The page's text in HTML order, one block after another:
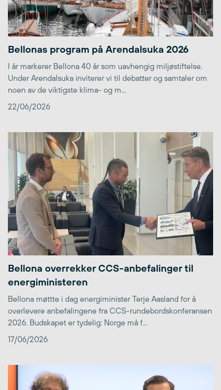
Bellonas program på Arendalsuka 2026
I år markerer Bellona 40 år som uavhengig miljøstiftelse.
Under Arendalsuka inviterer vi til debatter og samtaler om
noen av de viktigste klima- og m...
22/06/2026
Bellona overrekker CCS-anbefalinger til
energiministeren
Bellona møttte i dag energiminister Terje Aasland for å
overlevere anbefalingene fra CCS-rundebordskonferansen
2026. Budskapet er tydelig: Norge må f...
17/06/2026